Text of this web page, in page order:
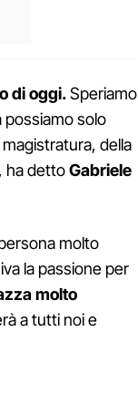
di oggi.Speriamo
possiamo solo
della
ha dettoGabriele
molto
la passione per
molto
a tutti noi e